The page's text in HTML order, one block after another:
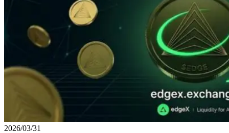
2026/03/31